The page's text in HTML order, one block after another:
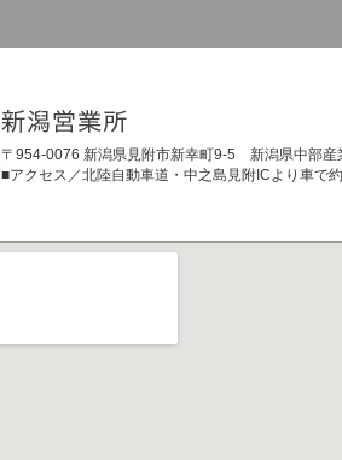
〒954-0076 新潟県見附市新幸町9-5 新潟県中部産
■アクセス／北陸自動車道・中之島見附ICより車で